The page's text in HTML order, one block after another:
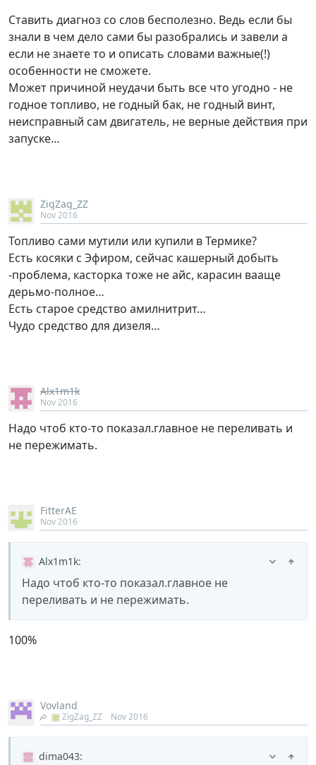
Ставить диагноз со слов бесполезно. Ведь если бы
знали в чем дело сами бы разобрались и завели а
если не знаете то и описать словами важные(!)
особенности не сможете.
Может причиной неудачи быть все что угодно - не
годное топливо, не годный бак, не годный винт,
неисправный сам двигатель, не верные действия при
запуске…
ZigZag_ZZ
Nov 2016
Топливо сами мутили или купили в Термике?
Есть косяки с Эфиром, сейчас кашерный добыть
-проблема, касторка тоже не айс, карасин вааще
дерьмо-полное…
Есть старое средство амилнитрит…
Чудо средство для дизеля…
Alx1m1k
Nov 2016
Надо чтоб кто-то показал.главное не переливать и
не пережимать.
FitterAE
Nov 2016
Alx1m1k:
Надо чтоб кто-то показал.главное не
переливать и не пережимать.
100%
Vovland
ZigZag_ZZ Nov 2016
dima043: